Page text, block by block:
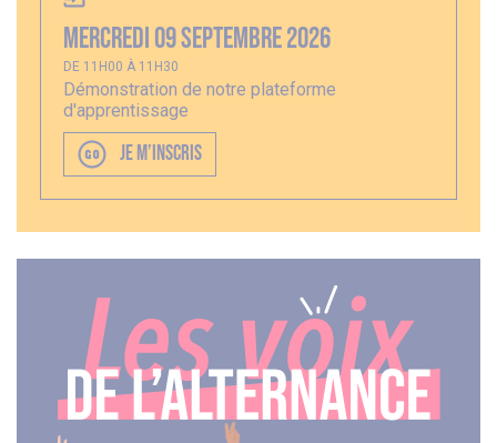
Mercredi 09 septembre 2026
DE 11H00 À 11H30
Démonstration de notre plateforme
d'apprentissage
JE M’INSCRIS